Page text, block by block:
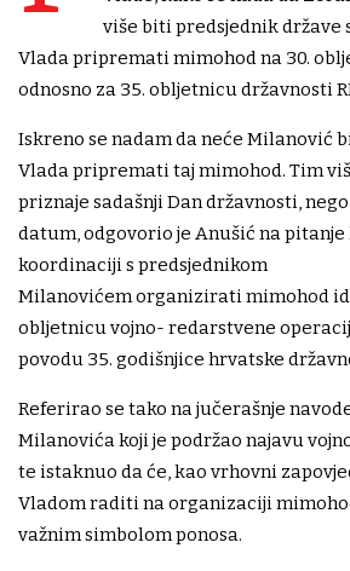
više biti predsjednik države
Vlada pripremati mimohod na 30.
odnosno za 35. obljetnicu državnosti
Iskreno se nadam da neće Milanović
Vlada pripremati taj mimohod. Tim
priznaje sadašnji Dan državnosti,
datum, odgovorio je Anušić na pitanje
koordinaciji s predsjednikom
Milanovićem organizirati mimohod
obljetnicu vojno- redarstvene
povodu 35. godišnjice hrvatske
Referirao se tako na jučerašnje
Milanovića koji je podržao najavu
te istaknuo da će, kao vrhovni
Vladom raditi na organizaciji
važnim simbolom ponosa.